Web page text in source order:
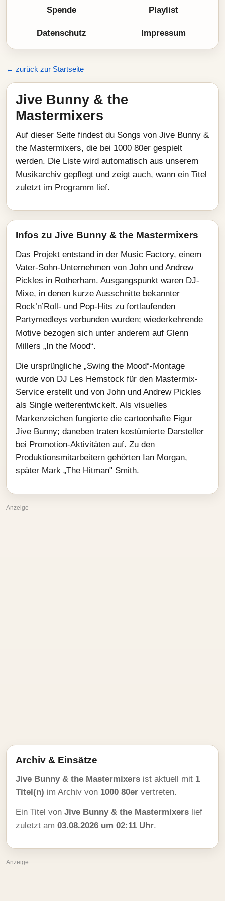
Spende Playlist
Datenschutz Impressum
← zurück zur Startseite
Jive Bunny & the
Mastermixers
Auf dieser Seite findest du Songs von Jive Bunny &
the Mastermixers, die bei 1000 80er gespielt
werden. Die Liste wird automatisch aus unserem
Musikarchiv gepflegt und zeigt auch, wann ein Titel
zuletzt im Programm lief.
Infos zu Jive Bunny & the Mastermixers
Das Projekt entstand in der Music Factory, einem
Vater-Sohn-Unternehmen von John und Andrew
Pickles in Rotherham. Ausgangspunkt waren DJ-
Mixe, in denen kurze Ausschnitte bekannter
Rock’n’Roll- und Pop-Hits zu fortlaufenden
Partymedleys verbunden wurden; wiederkehrende
Motive bezogen sich unter anderem auf Glenn
Millers „In the Mood“.
Die ursprüngliche „Swing the Mood“-Montage
wurde von DJ Les Hemstock für den Mastermix-
Service erstellt und von John und Andrew Pickles
als Single weiterentwickelt. Als visuelles
Markenzeichen fungierte die cartoonhafte Figur
Jive Bunny; daneben traten kostümierte Darsteller
bei Promotion-Aktivitäten auf. Zu den
Produktionsmitarbeitern gehörten Ian Morgan,
später Mark „The Hitman" Smith.
Anzeige
Archiv & Einsätze
Jive Bunny & the Mastermixers ist aktuell mit 1
Titel(n) im Archiv von 1000 80er vertreten.
Ein Titel von Jive Bunny & the Mastermixers lief
zuletzt am 03.08.2026 um 02:11 Uhr.
Anzeige